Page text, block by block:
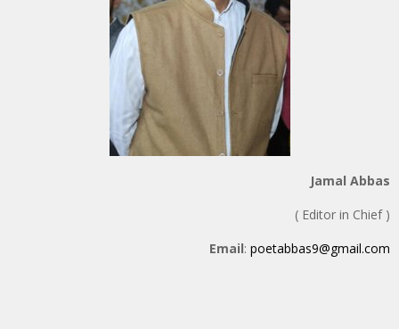
Jamal Abbas
( Editor in Chief )
Email: poetabbas9@gmail.com